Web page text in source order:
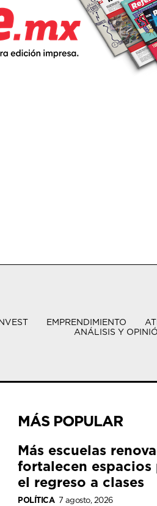
EMPRENDIMIENTO
ANÁLISIS Y
MÁS POPULAR
Más escuelas
fortalecen espacios
el regreso a clases
POLÍTICA 7 agosto, 2026